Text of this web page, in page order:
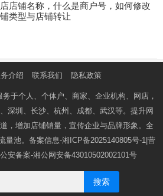
店铺名称，什么是商户号，如何修改
类型与店铺转让
介绍 联系我们 隐私政策
务于个人、个体户、商家、企业机构、网店，
深圳、长沙、杭州、成都、武汉等。提升网
，增加店铺销量，宣传企业与品牌形象。全
量池。备案信息-湘ICP备2025140805号-1 |营
|公安备案-湘公网安备43010502002101号
搜索